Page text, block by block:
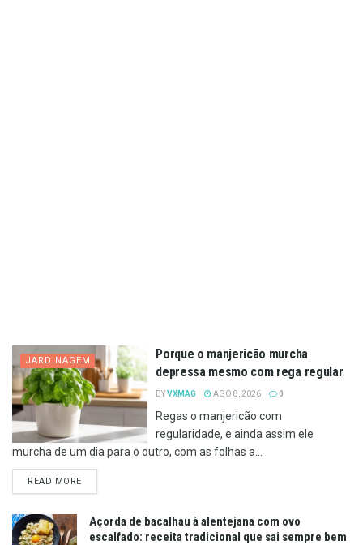
JARDINAGEM
Porque o manjericão murcha
depressa mesmo com rega regular
BYVXMAG AGO 8, 2026 0
Regas o manjericão com
regularidade, e ainda assim ele
murcha de um dia para o outro, com as folhas a...
READ MOREDETAILS
Açorda de bacalhau à alentejana com ovo
escalfado: receita tradicional que sai sempre bem